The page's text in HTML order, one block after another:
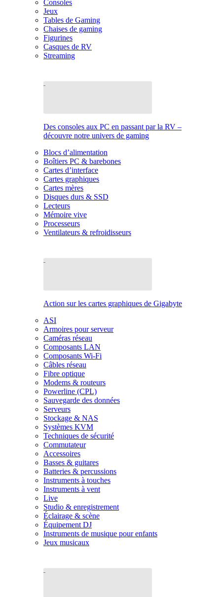
Consoles
Jeux
Tables de Gaming
Chaises de gaming
Figurines
Casques de RV
Streaming
Des consoles aux PC en passant par la RV –
découvre notre univers de gaming
Blocs d’alimentation
Boîtiers PC & barebones
Cartes d’interface
Cartes graphiques
Cartes mères
Disques durs & SSD
Lecteurs
Mémoire vive
Processeurs
Ventilateurs & refroidisseurs
Action sur les cartes graphiques de Gigabyte
ASI
Armoires pour serveur
Caméras réseau
Composants LAN
Composants Wi-Fi
Câbles réseau
Fibre optique
Modems & routeurs
Powerline (CPL)
Sauvegarde des données
Serveurs
Stockage & NAS
Systèmes KVM
Techniques de sécurité
Commutateur
Accessoires
Basses & guitares
Batteries & percussions
Instruments à touches
Instruments à vent
Live
Studio & enregistrement
Éclairage & scène
Équipement DJ
Instruments de musique pour enfants
Jeux musicaux